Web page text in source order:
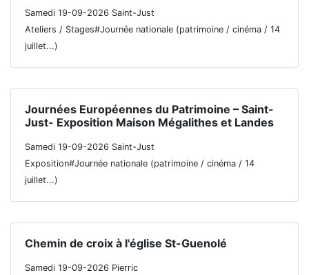
Samedi 19-09-2026 Saint-Just
Ateliers / Stages#Journée nationale (patrimoine / cinéma / 14
juillet...)
Journées Européennes du Patrimoine – Saint-
Just- Exposition Maison Mégalithes et Landes
Samedi 19-09-2026 Saint-Just
Exposition#Journée nationale (patrimoine / cinéma / 14
juillet...)
Chemin de croix à l'église St-Guenolé
Samedi 19-09-2026 Pierric